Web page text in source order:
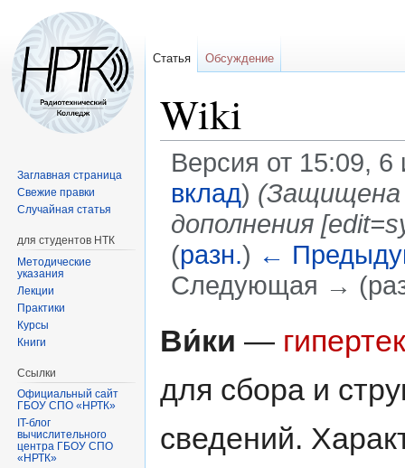
Wiki
Версия от 15:09,
вклад) (Защищена
дополнения
(разн.) ←
Следующая →
Ви́ки —
для сбора и
сведений.
Статья Обсуждение
Заглавная страница
Свежие правки
Случайная статья
для студентов НТК
Методические
указания
Лекции
Практики
Курсы
Книги
Ссылки
Официальный сайт
ГБОУ СПО «НРТК»
IT-блог
вычислительного
центра ГБОУ СПО
«НРТК»